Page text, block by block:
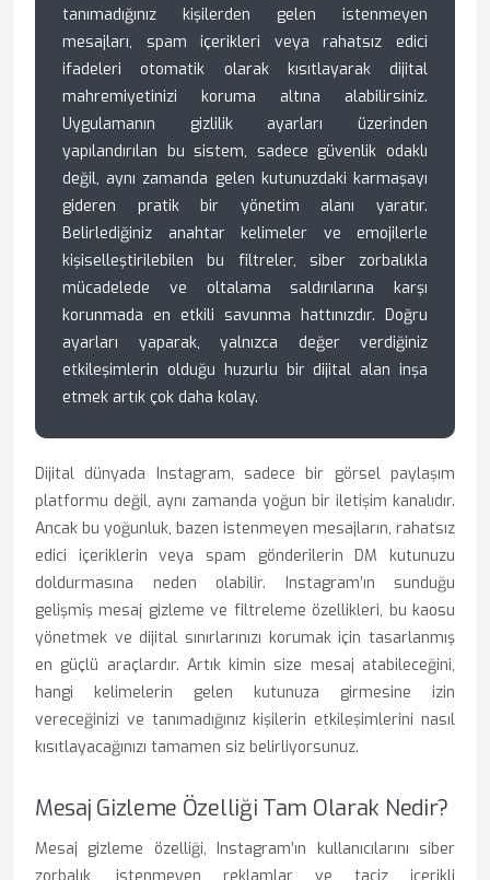
tanımadığınız kişilerden gelen istenmeyen
mesajları, spam içerikleri veya rahatsız edici
ifadeleri otomatik olarak kısıtlayarak dijital
mahremiyetinizi koruma altına alabilirsiniz.
Uygulamanın gizlilik ayarları üzerinden
yapılandırılan bu sistem, sadece güvenlik odaklı
değil, aynı zamanda gelen kutunuzdaki karmaşayı
gideren pratik bir yönetim alanı yaratır.
Belirlediğiniz anahtar kelimeler ve emojilerle
kişiselleştirilebilen bu filtreler, siber zorbalıkla
mücadelede ve oltalama saldırılarına karşı
korunmada en etkili savunma hattınızdır. Doğru
ayarları yaparak, yalnızca değer verdiğiniz
etkileşimlerin olduğu huzurlu bir dijital alan inşa
etmek artık çok daha kolay.
Dijital dünyada Instagram, sadece bir görsel paylaşım
platformu değil, aynı zamanda yoğun bir iletişim kanalıdır.
Ancak bu yoğunluk, bazen istenmeyen mesajların, rahatsız
edici içeriklerin veya spam gönderilerin DM kutunuzu
doldurmasına neden olabilir. Instagram’ın sunduğu
gelişmiş mesaj gizleme ve filtreleme özellikleri, bu kaosu
yönetmek ve dijital sınırlarınızı korumak için tasarlanmış
en güçlü araçlardır. Artık kimin size mesaj atabileceğini,
hangi kelimelerin gelen kutunuza girmesine izin
vereceğinizi ve tanımadığınız kişilerin etkileşimlerini nasıl
kısıtlayacağınızı tamamen siz belirliyorsunuz.
Mesaj Gizleme Özelliği Tam Olarak Nedir?
Mesaj gizleme özelliği, Instagram’ın kullanıcılarını siber